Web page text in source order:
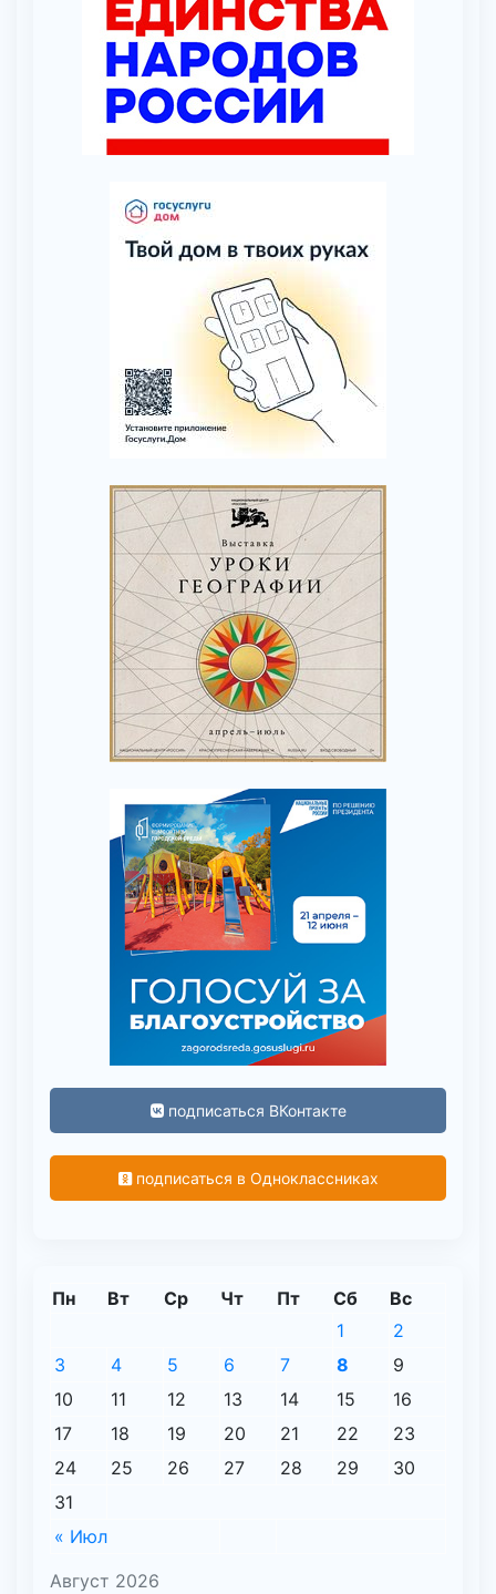
подписаться ВКонтакте
подписаться в Одноклассниках
Август 2026
Пн Вт Ср Чт Пт Сб Вс
« Июл
1
2
3
4 5 6 7 8
9
10
11 12 13 14 15
16
17
18 19 20 21 22
23
24
25 26 27 28 29
30
31